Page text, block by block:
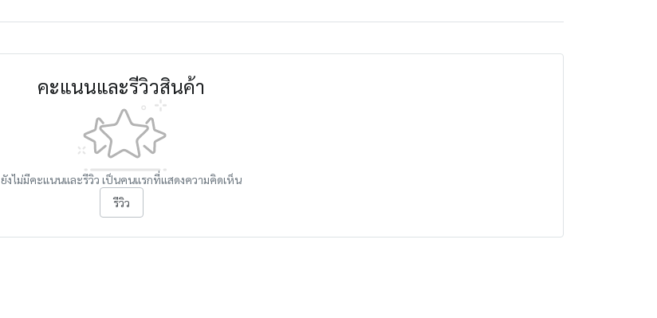
คะแนนและรีวิวสินค้า
ยังไม่มีคะแนนและรีวิว เป็นคนแรกที่แสดงความคิดเห็น
รีวิว